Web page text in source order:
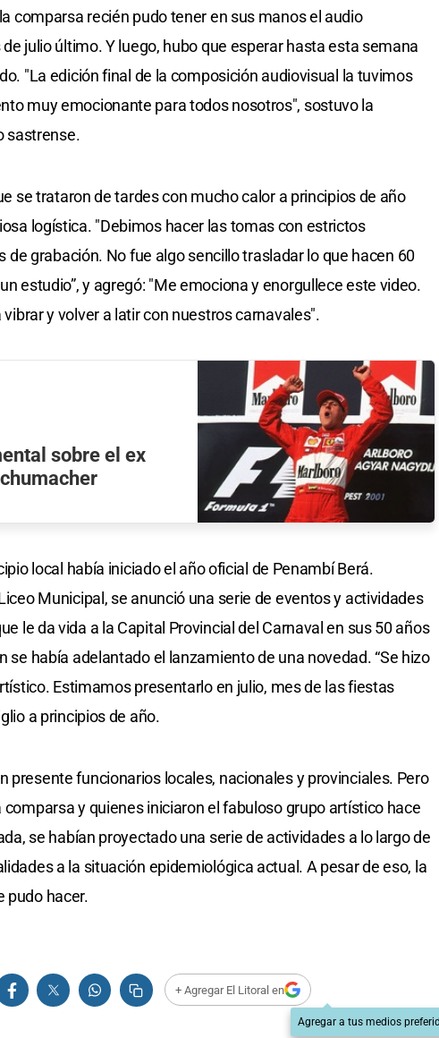
comparsa recién pudo tener en sus manos el audio
julio último. Y luego, hubo que esperar hasta esta semana
"La edición final de la composición audiovisual la tuvimos
muy emocionante para todos nosotros", sostuvo la
sastrense.
se trataron de tardes con mucho calor a principios de año
logística. "Debimos hacer las tomas con estrictos
de grabación. No fue algo sencillo trasladar lo que hacen 60
estudio”, y agregó: "Me emociona y enorgullece este video.
y volver a latir con nuestros carnavales".
sobre el ex
local había iniciado el año oficial de Penambí Berá.
Municipal, se anunció una serie de eventos y actividades
le da vida a la Capital Provincial del Carnaval en sus 50 años
se había adelantado el lanzamiento de una novedad. “Se hizo
Estimamos presentarlo en julio, mes de las fiestas
a principios de año.
presente funcionarios locales, nacionales y provinciales. Pero
y quienes iniciaron el fabuloso grupo artístico hace
se habían proyectado una serie de actividades a lo largo de
a la situación epidemiológica actual. A pesar de eso, la
pudo hacer.
+ Agregar El Litoral en
Agregar a tus medios